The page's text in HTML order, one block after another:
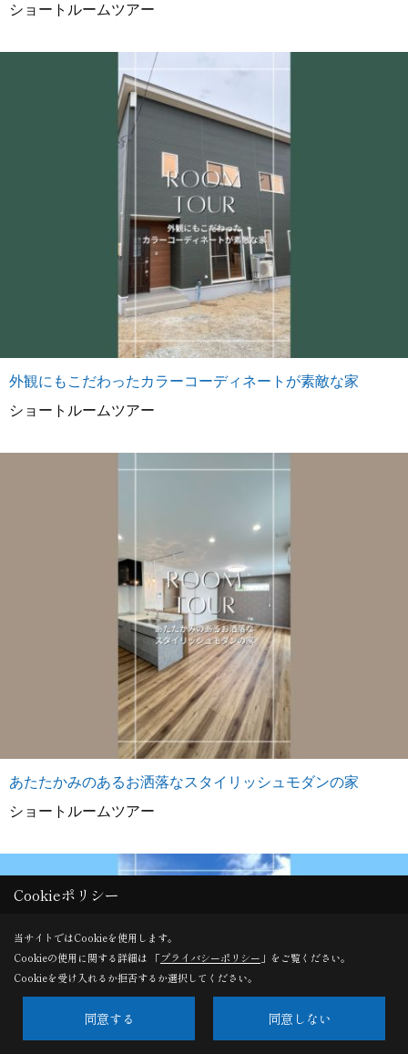
ショートルームツアー
外観にもこだわったカラーコーディネートが素敵な家
ショートルームツアー
あたたかみのあるお洒落なスタイリッシュモダンの家
ショートルームツアー
Cookieポリシー
当サイトではCookieを使用します。
Cookieの使用に関する詳細は 「プライバシーポリシー 」をご覧ください。
Cookieを受け入れるか拒否するか選択してください。
同意する 同意しない